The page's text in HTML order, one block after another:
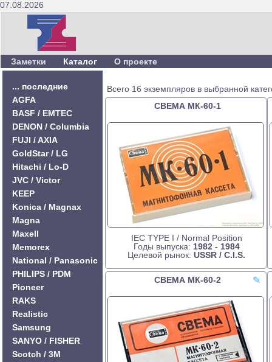
07.08.2026
Заметки Каталог О проекте
... последние
AGFA
BASF / EMTEC
DENON / Columbia
FUJI / AXIA
GoldStar / LG
Hitachi / Lo-D
JVC / Victor
KEEP
Konica / Magnax
Magna
Maxell
Memorex
National / Panasonic
PHILIPS / PDM
Pioneer
RAKS
Realistic
Samsung
SANYO / FISHER
Scotch / 3M
Всего 16 экземпляров в выбранной
СВЕМА МК-60-1
IEC TYPE I / Normal Position
Годы выпуска: 1982 - 1984
Целевой рынок: USSR / C.I.S.
СВЕМА МК-60-2 ✎